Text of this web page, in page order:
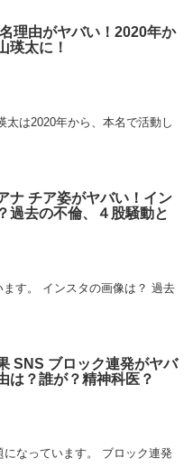
理由がヤバい！2020年か
瑛太に！
は2020年から、本名で活動し
ナ チア姿がヤバい！イン
過去の不倫、４股騒動と
す。 インスタの画像は？ 過去
SNS ブロック連発がヤバ
は？誰が？精神科医？
なっています。 ブロック連発